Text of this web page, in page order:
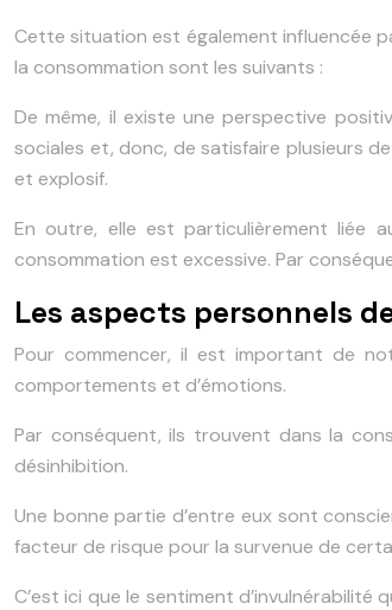
Cette situation est également influencée
la consommation sont les suivants :
De même, il existe une perspective
sociales et, donc, de satisfaire plusieurs
et explosif.
En outre, elle est particulièrement liée
consommation est excessive. Par
Les aspects personnels
Pour commencer, il est important de
comportements et d’émotions.
Par conséquent, ils trouvent dans la
désinhibition.
Une bonne partie d’entre eux sont
facteur de risque pour la survenue de
C’est ici que le sentiment